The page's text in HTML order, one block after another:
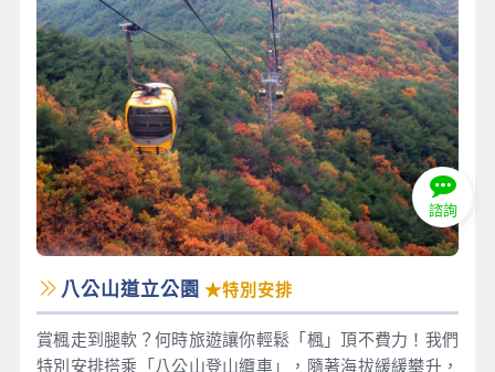
八公山道立公園 ★特別安排
賞楓走到腿軟？何時旅遊讓你輕鬆「楓」頂不費力！我們
特別安排搭乘「八公山登山纜車」，隨著海拔緩緩攀升，
諮詢